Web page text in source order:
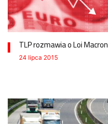
TLP rozmawia o Loi Macron
24 lipca 2015